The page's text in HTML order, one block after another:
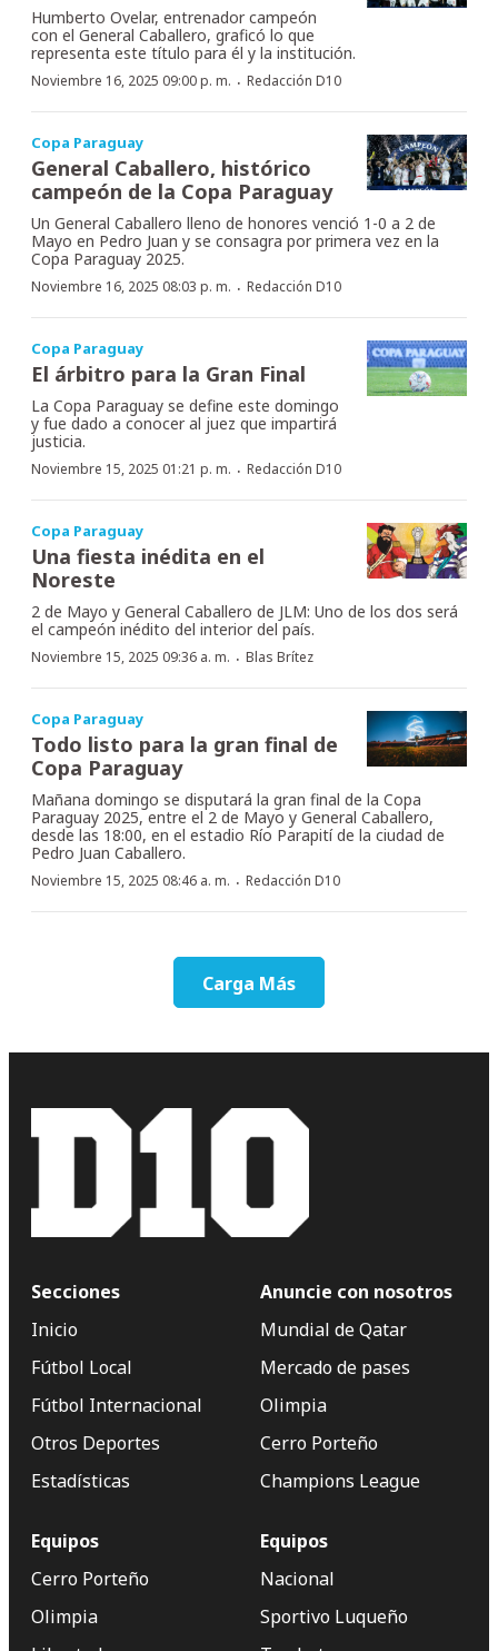
Humberto Ovelar, entrenador campeón
con el General Caballero, graficó lo que
representa este título para él y la institución.
Noviembre 16, 2025 09:00 p. m. · Redacción D10
Copa Paraguay
General Caballero, histórico
campeón de la Copa Paraguay
Un General Caballero lleno de honores venció 1-0 a 2 de
Mayo en Pedro Juan y se consagra por primera vez en la
Copa Paraguay 2025.
Noviembre 16, 2025 08:03 p. m. · Redacción D10
Copa Paraguay
El árbitro para la Gran Final
La Copa Paraguay se define este domingo
y fue dado a conocer al juez que impartirá
justicia.
Noviembre 15, 2025 01:21 p. m. · Redacción D10
Copa Paraguay
Una fiesta inédita en el
Noreste
2 de Mayo y General Caballero de JLM: Uno de los dos será
el campeón inédito del interior del país.
Noviembre 15, 2025 09:36 a. m. · Blas Brítez
Copa Paraguay
Todo listo para la gran final de
Copa Paraguay
Mañana domingo se disputará la gran final de la Copa
Paraguay 2025, entre el 2 de Mayo y General Caballero,
desde las 18:00, en el estadio Río Parapití de la ciudad de
Pedro Juan Caballero.
Noviembre 15, 2025 08:46 a. m. · Redacción D10
Carga Más
Secciones
Inicio
Fútbol Local
Fútbol Internacional
Otros Deportes
Estadísticas
Anuncie con nosotros
Mundial de Qatar
Mercado de pases
Olimpia
Cerro Porteño
Champions League
Equipos
Cerro Porteño
Olimpia
Equipos
Nacional
Sportivo Luqueño